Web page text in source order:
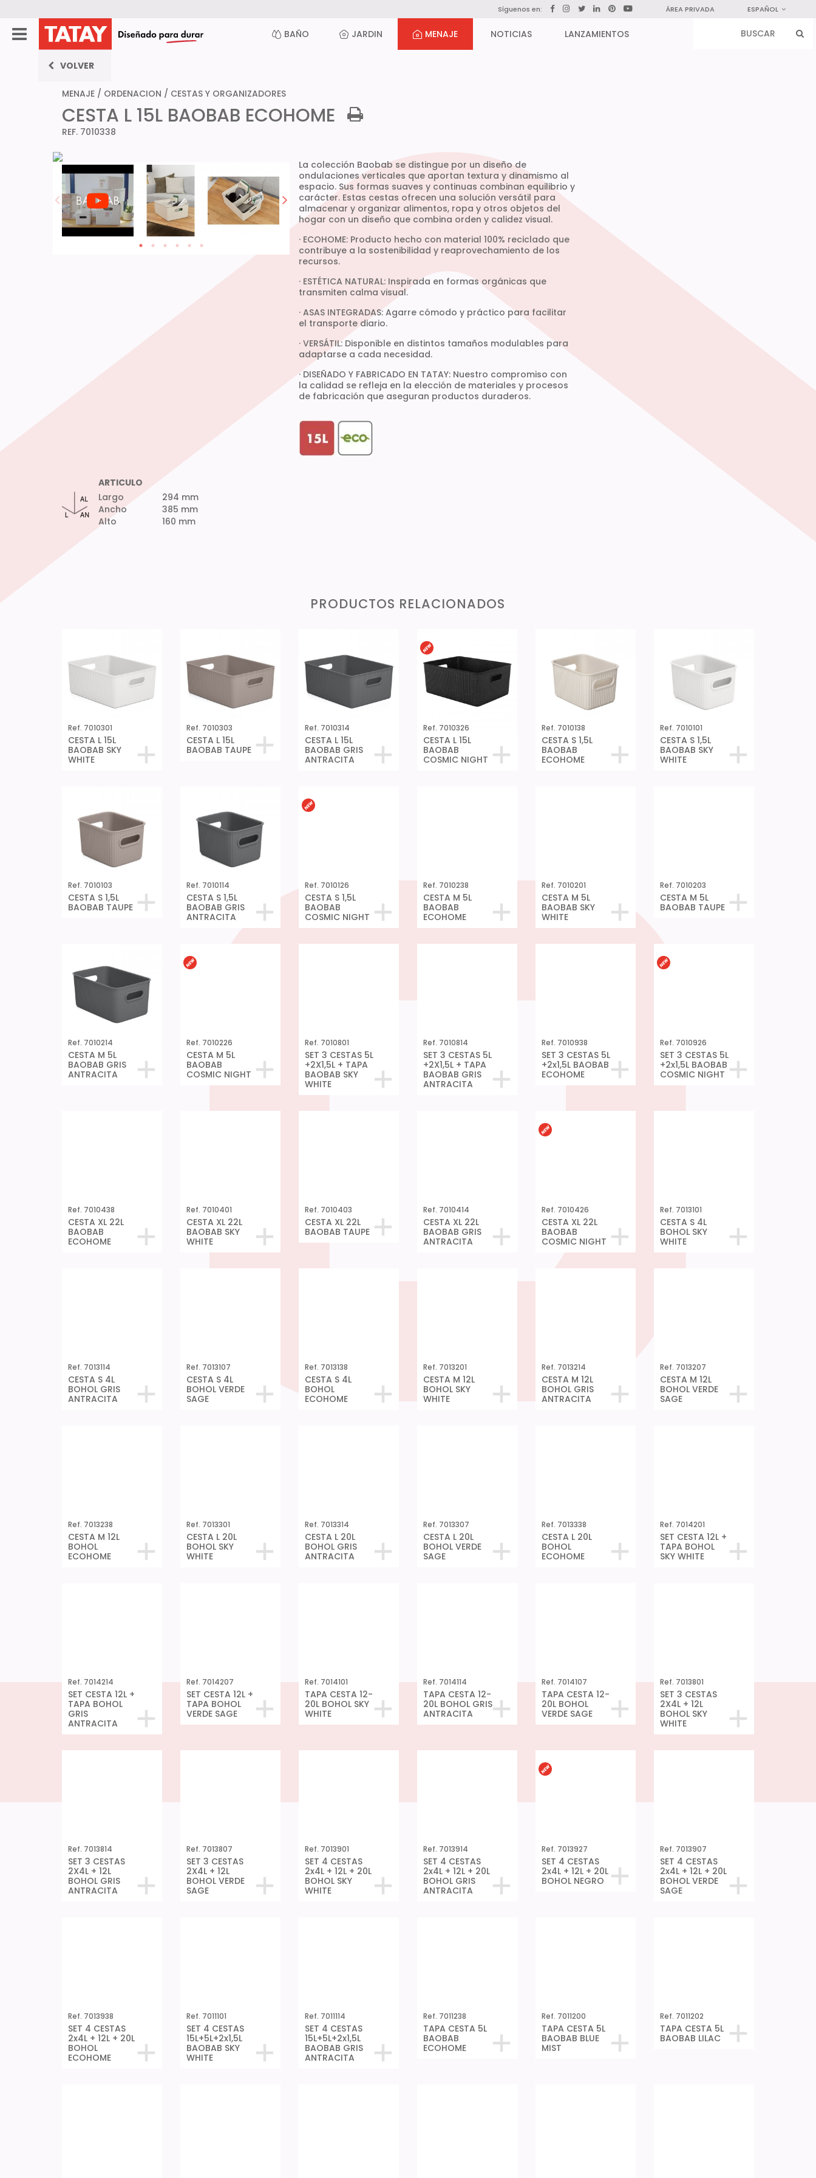
Síguenos en: ÁREA PRIVADA ESPAÑOL
BAÑO JARDIN MENAJE NOTICIAS LANZAMIENTOS
VOLVER
MENAJE / ORDENACION / CESTAS Y ORGANIZADORES
CESTA L 15L BAOBAB ECOHOME
REF. 7010338
La colección Baobab se distingue por un diseño de
ondulaciones verticales que aportan textura y dinamismo al
espacio. Sus formas suaves y continuas combinan equilibrio y
carácter. Estas cestas ofrecen una solución versátil para
almacenar y organizar alimentos, ropa y otros objetos del
hogar con un diseño que combina orden y calidez visual.
· ECOHOME: Producto hecho con material 100% reciclado que
contribuye a la sostenibilidad y reaprovechamiento de los
recursos.
· ESTÉTICA NATURAL: Inspirada en formas orgánicas que
transmiten calma visual.
· ASAS INTEGRADAS: Agarre cómodo y práctico para facilitar
el transporte diario.
· VERSÁTIL: Disponible en distintos tamaños modulables para
adaptarse a cada necesidad.
· DISEÑADO Y FABRICADO EN TATAY: Nuestro compromiso con
la calidad se refleja en la elección de materiales y procesos
de fabricación que aseguran productos duraderos.
ARTICULO
Largo
Ancho
Alto
294 mm
385 mm
160 mm
PRODUCTOS RELACIONADOS
Ref. 7010301
CESTA L 15L
BAOBAB SKY
WHITE
Ref. 7010303
CESTA L 15L
BAOBAB TAUPE
Ref. 7010314
CESTA L 15L
BAOBAB GRIS
ANTRACITA
Ref. 7010326
CESTA L 15L
BAOBAB
COSMIC NIGHT
Ref. 7010138
CESTA S 1,5L
BAOBAB
ECOHOME
Ref. 7010101
CESTA S 1,5L
BAOBAB SKY
WHITE
Ref. 7010103
CESTA S 1,5L
BAOBAB TAUPE
Ref. 7010114
CESTA S 1,5L
BAOBAB GRIS
ANTRACITA
Ref. 7010126
CESTA S 1,5L
Ref. 7010214
CESTA M 5L
BAOBAB GRIS
ANTRACITA
Ref. 7010226
CESTA M 5L
Ref. 7010814
SET 3 CESTAS 5L
+2X1,5L + TAPA
BAOBAB GRIS
ANTRACITA
Ref. 7010938
SET 3 CESTAS 5L
+2x1,5L BAOBAB
ECOHOME
Ref. 7010926
SET 3 CESTAS 5L
+2x1,5L BAOBAB
COSMIC NIGHT
Ref. 7010438
CESTA XL 22L
BAOBAB
ECOHOME
Ref. 7010401
CESTA XL 22L
BAOBAB SKY
WHITE
Ref. 7010403
CESTA XL 22L
BAOBAB TAUPE
Ref. 7010414
CESTA XL 22L
BAOBAB GRIS
ANTRACITA
Ref. 7010426
CESTA XL 22L
BAOBAB
COSMIC NIGHT
Ref. 7013101
CESTA S 4L
BOHOL SKY
WHITE
Ref. 7013114
CESTA S 4L
BOHOL GRIS
ANTRACITA
Ref. 7013107
CESTA S 4L
BOHOL VERDE
SAGE
Ref. 7013138
CESTA S 4L
BOHOL
ECOHOME
Ref. 7013201
CESTA M 12L
BOHOL SKY
WHITE
Ref. 7013214
CESTA M 12L
BOHOL GRIS
ANTRACITA
Ref. 7013207
CESTA M 12L
BOHOL VERDE
SAGE
Ref. 7013238
CESTA M 12L
BOHOL
ECOHOME
Ref. 7013301
CESTA L 20L
BOHOL SKY
WHITE
Ref. 7013314
CESTA L 20L
BOHOL GRIS
ANTRACITA
Ref. 7013307
CESTA L 20L
BOHOL VERDE
SAGE
Ref. 7013338
CESTA L 20L
BOHOL
ECOHOME
Ref. 7014201
SET CESTA 12L +
TAPA BOHOL
SKY WHITE
Ref. 7014214
SET CESTA 12L +
TAPA BOHOL
GRIS
ANTRACITA
Ref. 7014207
SET CESTA 12L +
TAPA BOHOL
VERDE SAGE
Ref. 7014101
TAPA CESTA 12-
20L BOHOL SKY
WHITE
Ref. 7014114
TAPA CESTA 12-
20L BOHOL GRIS
ANTRACITA
Ref. 7014107
TAPA CESTA 12-
20L BOHOL
VERDE SAGE
Ref. 7013801
SET 3 CESTAS
2X4L + 12L
BOHOL SKY
WHITE
Ref. 7013814
SET 3 CESTAS
2X4L + 12L
BOHOL GRIS
ANTRACITA
Ref. 7013807
SET 3 CESTAS
2X4L + 12L
BOHOL VERDE
SAGE
Ref. 7013901
SET 4 CESTAS
2x4L + 12L + 20L
BOHOL SKY
WHITE
Ref. 7013914
SET 4 CESTAS
2x4L + 12L + 20L
BOHOL GRIS
ANTRACITA
Ref. 7013927
SET 4 CESTAS
2x4L + 12L + 20L
BOHOL NEGRO
Ref. 7013907
SET 4 CESTAS
2x4L + 12L + 20L
BOHOL VERDE
SAGE
Ref. 7013938
SET 4 CESTAS
2x4L + 12L + 20L
BOHOL
ECOHOME
Ref. 7011101
SET 4 CESTAS
15L+5L+2x1,5L
BAOBAB SKY
WHITE
Ref. 7011114
SET 4 CESTAS
15L+5L+2x1,5L
BAOBAB GRIS
ANTRACITA
Ref. 7011238
TAPA CESTA 5L
BAOBAB
ECOHOME
Ref. 7011200
TAPA CESTA 5L
BAOBAB BLUE
MIST
Ref. 7011202
TAPA CESTA 5L
BAOBAB LILAC